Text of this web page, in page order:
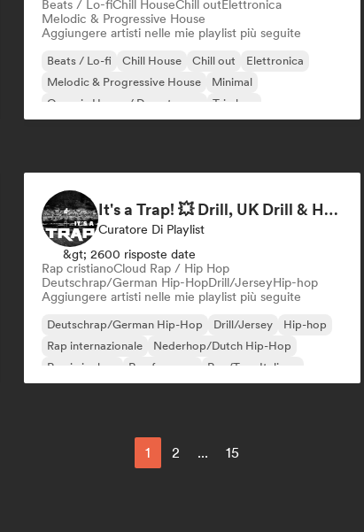
Beats / Lo-fiChill HouseChill outElettronica
Melodic & Progressive House
Aggiungere artisti nelle mie playlist più seguite
Beats / Lo-fi Chill House Chill out
Elettronica
Melodic & Progressive House
Minimal
Organic House / Downtempo
Trip hop
It's a Trap! 💥 Drill, UK Drill & Hard-Hitting Trap
Curatore Di Playlist
&gt; 2600 risposte date
Rap cristianoCloud Rap / Hip Hop
Deutschrap/German Hip-HopDrill/JerseyHip-hop
Aggiungere artisti nelle mie playlist più seguite
Deutschrap/German Hip-Hop Drill/Jersey
Hip-hop
Rap internazionale
Nederhop/Dutch Hip-Hop
Rap in inglese
Rap francese Rap/Trap Italiano
1 2 ... 15